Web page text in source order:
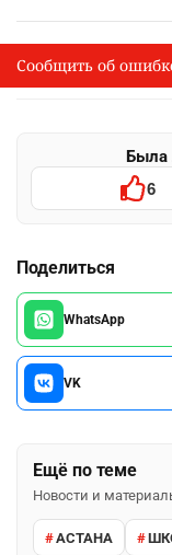
I
Сообщить об
Выделите
Была
6
Поделиться
WhatsApp
VK
Ещё по теме
Новости и
АСТАНА
Сообщить об